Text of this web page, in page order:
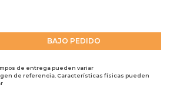
BAJO PEDIDO
de entrega pueden variar
de referencia. Características físicas pueden